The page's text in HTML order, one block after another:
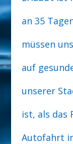
an 35
müssen
auf
unserer
ist, als das
Autofahrt